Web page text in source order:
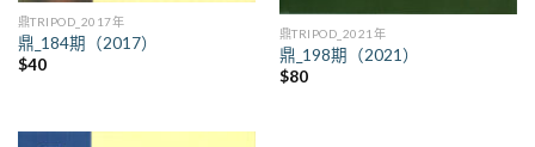
鼎TRIPOD_2017年
鼎_184期（2017）
$40
鼎TRIPOD_2021年
鼎_198期（2021）
$80